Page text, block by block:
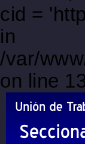
cid =
in
/var/
on line